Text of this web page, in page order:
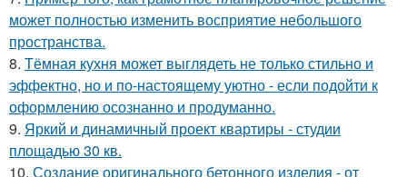
может полностью изменить восприятие небольшого
пространства.
8. Тёмная кухня может выглядеть не только стильно и
эффектно, но и по-настоящему уютно - если подойти к
оформлению осознанно и продуманно.
9. Яркий и динамичный проект квартиры - студии
площадью 30 кв.
10. Создание оригинального бетонного изделия - от